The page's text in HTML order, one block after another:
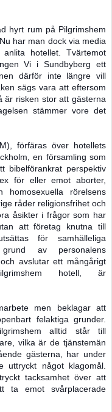
hyrt rum på Pilgrimshem
har man dock via media
hotellet. Tvärtemot
Vi i Sundbyberg ett
därför inte längre vill
sägs vara att eftersom
är risken stor att gästerna
stämmer vore det
förfäras över hotellets
en församling som
bibelförankrat perspektiv
för eller emot aborter,
rörelsens
råder religionsfrihet och
åsikter i frågor som har
att företag knutna till
för samhälleliga
av personalens
avslutar ett mångårigt
hotell, är
men beklagar att
felaktiga grunder.
alltid står till
vilka är de tjänstemän
gästerna, har under
något klagomål.
tacksamhet över att
ta emot svårplacerade